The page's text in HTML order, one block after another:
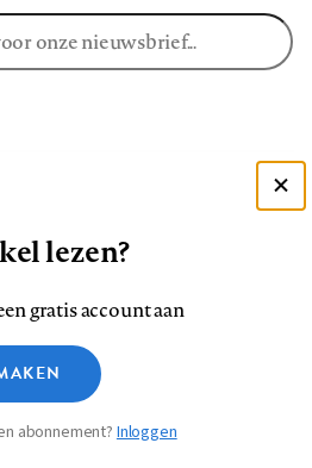
ons
op
Instagram
ons
op
YouTube
ons
Privacy
Medische vragen verdienen
antwoorden
lezen?
gratis account aan
abonnement?Inloggen